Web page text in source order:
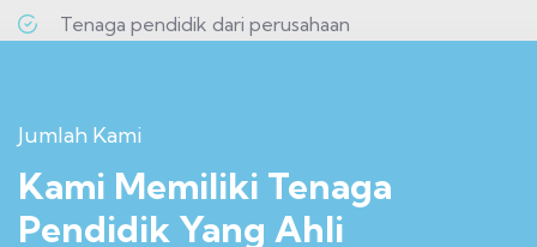
Tenaga pendidik dari perusahaan
Jumlah Kami
Kami Memiliki Tenaga
Pendidik Yang Ahli